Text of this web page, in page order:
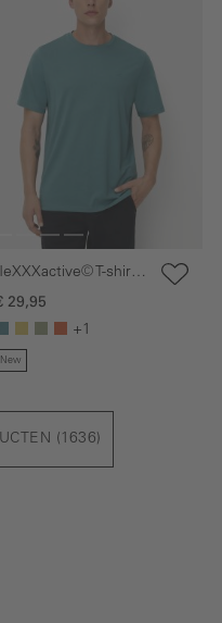
T-shirt
4-weg stretch
29,95
+1
New
( 1636)